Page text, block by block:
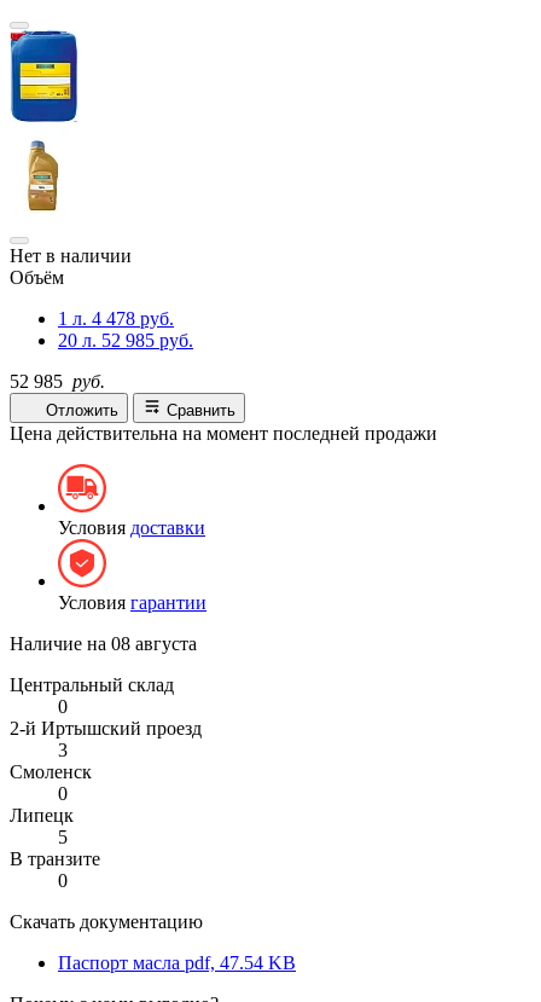
Нет в наличии
Объём
1 л. 4 478 руб.
20 л. 52 985 руб.
52 985 руб.
Отложить Сравнить
Цена действительна на момент последней продажи
Условия доставки
Условия гарантии
Наличие на 08 августа
Центральный склад
0
2-й Иртышский проезд
3
Смоленск
0
Липецк
5
В транзите
0
Скачать документацию
Паспорт масла pdf, 47.54 KB